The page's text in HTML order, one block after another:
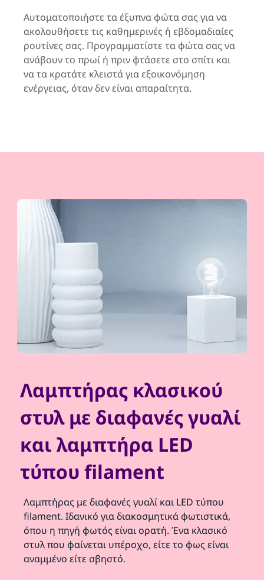
Αυτοματοποιήστε τα έξυπνα φώτα σας για να
ακολουθήσετε τις καθημερινές ή εβδομαδιαίες
ρουτίνες σας. Προγραμματίστε τα φώτα σας να
ανάβουν το πρωί ή πριν φτάσετε στο σπίτι και
να τα κρατάτε κλειστά για εξοικονόμηση
ενέργειας, όταν δεν είναι απαραίτητα.
Λαμπτήρας κλασικού
στυλ με διαφανές γυαλί
και λαμπτήρα LED
τύπου filament
Λαμπτήρας με διαφανές γυαλί και LED τύπου
filament. Ιδανικό για διακοσμητικά φωτιστικά,
όπου η πηγή φωτός είναι ορατή. Ένα κλασικό
στυλ που φαίνεται υπέροχο, είτε το φως είναι
αναμμένο είτε σβηστό.